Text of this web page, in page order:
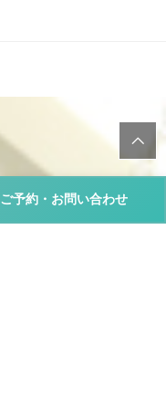
ご予約・お問い合わせ